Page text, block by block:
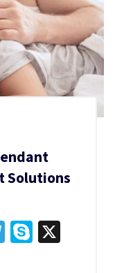
Solutions
Telegram
Skype